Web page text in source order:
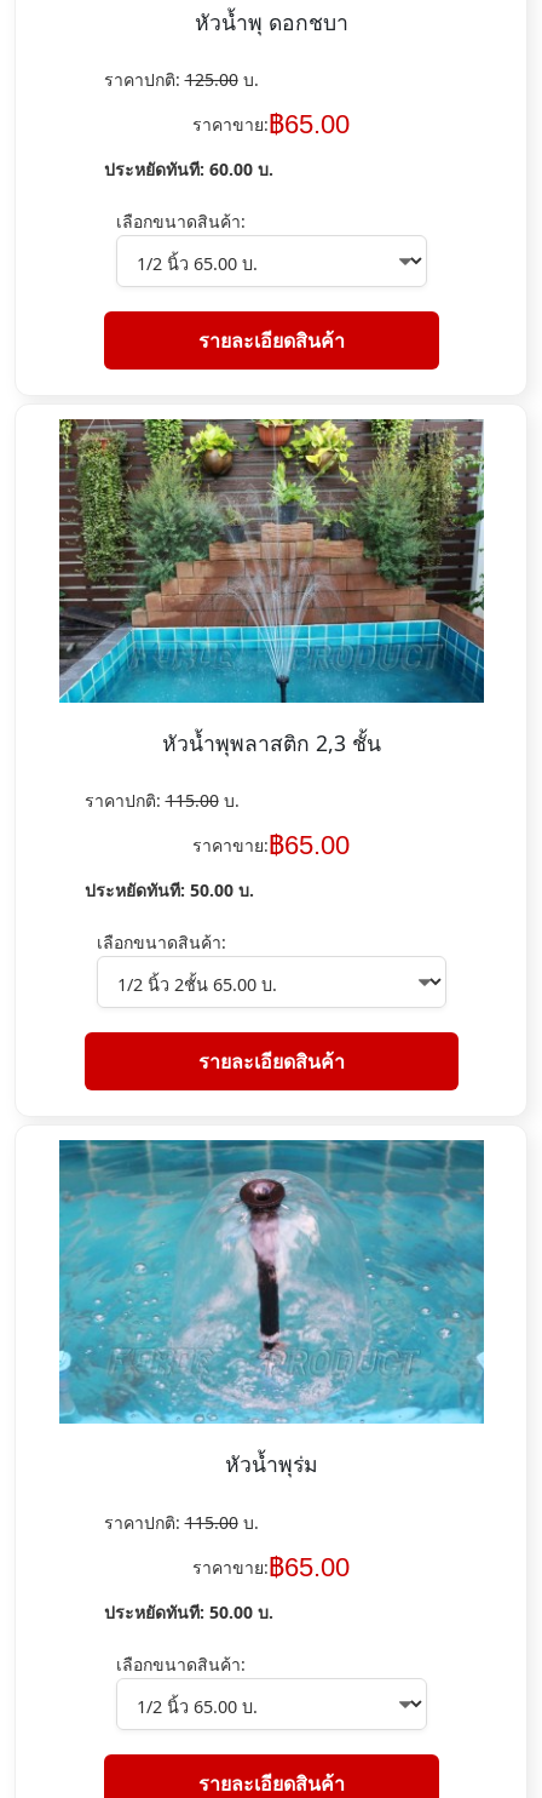
หัวน้ำพุ ดอกชบา
ราคาปกติ:125.00บ.
ราคาขาย:฿65.00
ประหยัดทันที: 60.00บ.
เลือกขนาดสินค้า:
รายละเอียดสินค้า
หัวน้ำพุพลาสติก 2,3 ชั้น
ราคาปกติ:115.00บ.
ราคาขาย: ฿65.00
ประหยัดทันที: 50.00บ.
เลือกขนาดสินค้า:
รายละเอียดสินค้า
หัวน้ำพุร่ม
ราคาปกติ:115.00บ.
ราคาขาย:฿65.00
ประหยัดทันที: 50.00บ.
เลือกขนาดสินค้า:
รายละเอียดสินค้า